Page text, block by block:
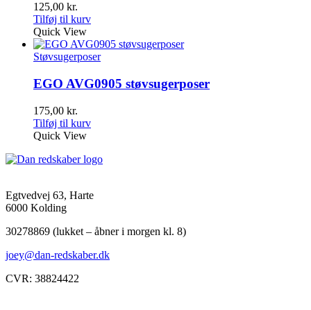
125,00 kr.
Tilføj til kurv
Quick View
Støvsugerposer
EGO AVG0905 støvsugerposer
175,00 kr.
Tilføj til kurv
Quick View
Egtvedvej 63, Harte
6000 Kolding
30278869 (lukket – åbner i morgen kl. 8)
joey@dan-redskaber.dk
CVR: 38824422